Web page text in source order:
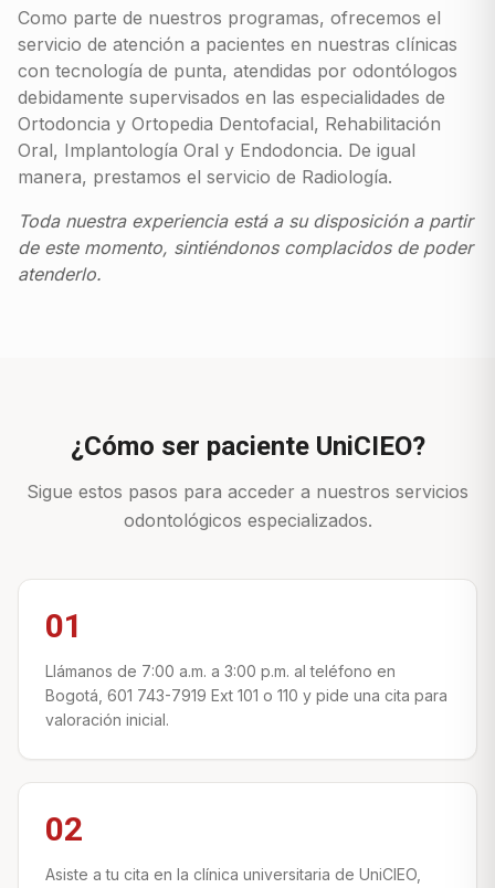
Como parte de nuestros programas, ofrecemos el
servicio de atención a pacientes en nuestras clínicas
con tecnología de punta, atendidas por odontólogos
debidamente supervisados en las especialidades de
Ortodoncia y Ortopedia Dentofacial, Rehabilitación
Oral, Implantología Oral y Endodoncia. De igual
manera, prestamos el servicio de Radiología.
Toda nuestra experiencia está a su disposición a partir
de este momento, sintiéndonos complacidos de poder
atenderlo.
¿Cómo ser paciente UniCIEO?
Sigue estos pasos para acceder a nuestros servicios
odontológicos especializados.
01
Llámanos de 7:00 a.m. a 3:00 p.m. al teléfono en
Bogotá, 601 743-7919 Ext 101 o 110 y pide una cita para
valoración inicial.
02
Asiste a tu cita en la clínica universitaria de UniCIEO,